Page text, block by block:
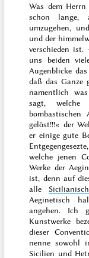
Was dem
schon lange,
umzugehen,
und der
verschieden ist.
uns beiden
Augenblicke
daß das Ganze
namentlich
sagt, welche
gelöst!!!« der
er einige gute
welche jenen
Werke der
ist, denn auf
alle
Aeginetisch
angehen. Ich
Kunstwerke
dieser
nenne sowohl
Sicilien und